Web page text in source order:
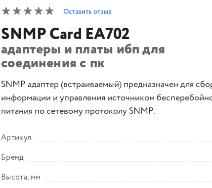
Оставить отзыв
SNMP Card EA702
адаптеры и платы ибп для
соединения с пк
SNMP адаптер (встраиваемый) предназначен для
информации и управления источником
питания по сетевому протоколу SNMP.
Артикул
Бренд
Высота, мм